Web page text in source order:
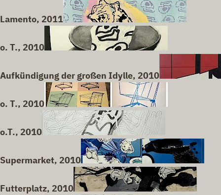
Lamento, 2011
o. T., 2010
Aufkündigung der großen Idylle, 2010
o. T., 2010
o.T., 2010
Supermarket, 2010
Futterplatz, 2010